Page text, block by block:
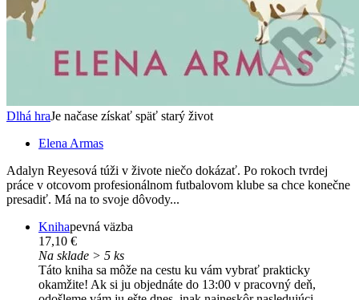
Dlhá hraJe načase získať späť starý život
Elena Armas
Adalyn Reyesová túži v živote niečo dokázať. Po rokoch tvrdej
práce v otcovom profesionálnom futbalovom klube sa chce konečne
presadiť. Má na to svoje dôvody...
Knihapevná väzba
17,10 €
Na sklade > 5 ks
Táto kniha sa môže na cestu ku vám vybrať prakticky
okamžite! Ak si ju objednáte do 13:00 v pracovný deň,